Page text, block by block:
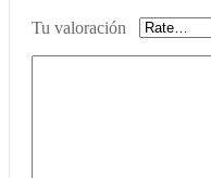
Tu valoración